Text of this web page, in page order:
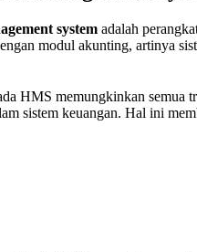
system adalah
modul akunting, artinya
HMS memungkinkan semua
sistem keuangan. Hal ini